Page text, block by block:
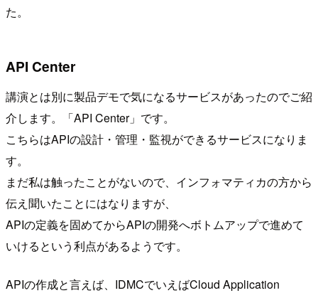
た。
API Center
講演とは別に製品デモで気になるサービスがあったのでご紹
介します。「API Center」です。
こちらはAPIの設計・管理・監視ができるサービスになりま
す。
まだ私は触ったことがないので、インフォマティカの方から
伝え聞いたことにはなりますが、
APIの定義を固めてからAPIの開発へボトムアップで進めて
いけるという利点があるようです。
APIの作成と言えば、IDMCでいえばCloud Application